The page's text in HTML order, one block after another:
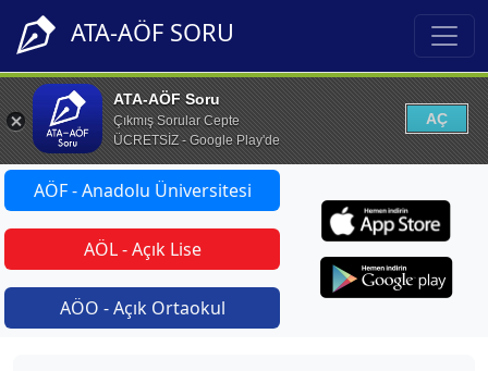
ATA-AÖF SORU
ATA-AÖF Soru
Çıkmış Sorular Cepte
ÜCRETSİZ - Google Play'de
AÇ
AÖF - Anadolu Üniversitesi
AÖL - Açık Lise
AÖO - Açık Ortaokul